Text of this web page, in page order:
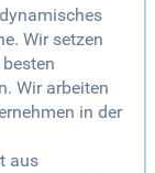
Wir setzen
Wir arbeiten
in der
aus